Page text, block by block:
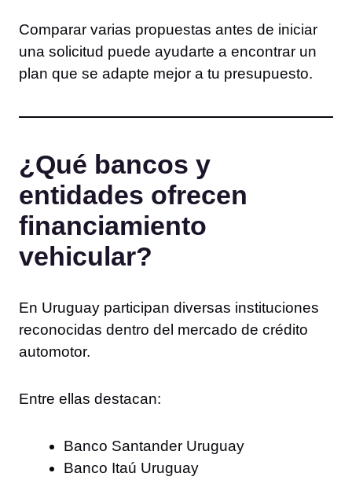
Comparar varias propuestas antes de iniciar
una solicitud puede ayudarte a encontrar un
plan que se adapte mejor a tu presupuesto.
¿Qué bancos y
entidades ofrecen
financiamiento
vehicular?
En Uruguay participan diversas instituciones
reconocidas dentro del mercado de crédito
automotor.
Entre ellas destacan:
Banco Santander Uruguay
Banco Itaú Uruguay